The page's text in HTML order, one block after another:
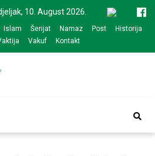
10. August 2026.
Islam Šerijat Namaz Post
Historija
Vakuf Kontakt
Bijeljina